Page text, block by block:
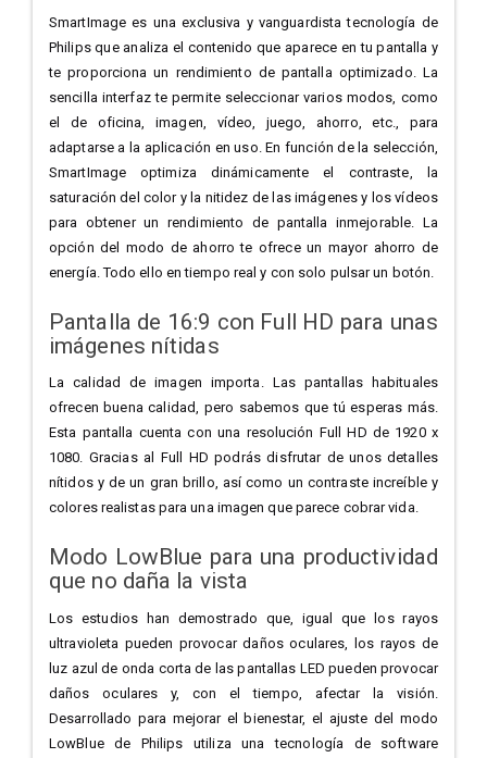
SmartImage es una exclusiva y vanguardista tecnología de
Philips que analiza el contenido que aparece en tu pantalla y
te proporciona un rendimiento de pantalla optimizado. La
sencilla interfaz te permite seleccionar varios modos, como
el de oficina, imagen, vídeo, juego, ahorro, etc., para
adaptarse a la aplicación en uso. En función de la selección,
SmartImage optimiza dinámicamente el contraste, la
saturación del color y la nitidez de las imágenes y los vídeos
para obtener un rendimiento de pantalla inmejorable. La
opción del modo de ahorro te ofrece un mayor ahorro de
energía. Todo ello en tiempo real y con solo pulsar un botón.
Pantalla de 16:9 con Full HD para unas
imágenes nítidas
La calidad de imagen importa. Las pantallas habituales
ofrecen buena calidad, pero sabemos que tú esperas más.
Esta pantalla cuenta con una resolución Full HD de 1920 x
1080. Gracias al Full HD podrás disfrutar de unos detalles
nítidos y de un gran brillo, así como un contraste increíble y
colores realistas para una imagen que parece cobrar vida.
Modo LowBlue para una productividad
que no daña la vista
Los estudios han demostrado que, igual que los rayos
ultravioleta pueden provocar daños oculares, los rayos de
luz azul de onda corta de las pantallas LED pueden provocar
daños oculares y, con el tiempo, afectar la visión.
Desarrollado para mejorar el bienestar, el ajuste del modo
LowBlue de Philips utiliza una tecnología de software